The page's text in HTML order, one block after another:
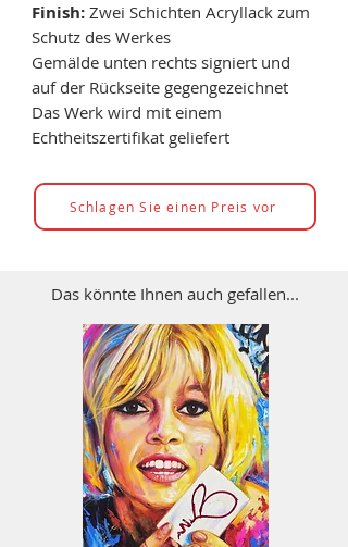
Finish: Zwei Schichten Acryllack zum
Schutz des Werkes
Gemälde unten rechts signiert und
auf der Rückseite gegengezeichnet
Das Werk wird mit einem
Echtheitszertifikat geliefert
Schlagen Sie einen Preis vor
Das könnte Ihnen auch gefallen...